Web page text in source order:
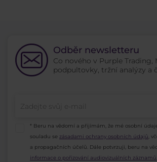
Odběr newsletteru
Co nového v Purple Trading,
podpultovky, tržní analýzy a
* Beru na vědomí a přijímám, že mé osobní
souladu se zásadami ochrany osobních údajů,
a propagačních účelů. Dále potvrzuji, beru na
informace o pořizování audiovizuálních záznamů